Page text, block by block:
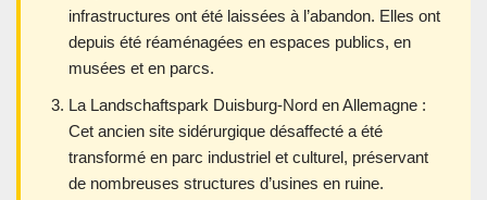
infrastructures ont été laissées à l’abandon. Elles ont
depuis été réaménagées en espaces publics, en
musées et en parcs.
La Landschaftspark Duisburg-Nord en Allemagne :
Cet ancien site sidérurgique désaffecté a été
transformé en parc industriel et culturel, préservant
de nombreuses structures d’usines en ruine.